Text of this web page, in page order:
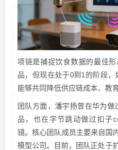
项链是捕捉饮食数据的最佳
品，但现在处于0到1的阶段
能够共同降低供应链成本、教育
团队方面，潘宇扬曾在华为
品，也在字节跳动做过扣子
镜。核心团队成员主要来自国
模型公司。目前，团队正处于